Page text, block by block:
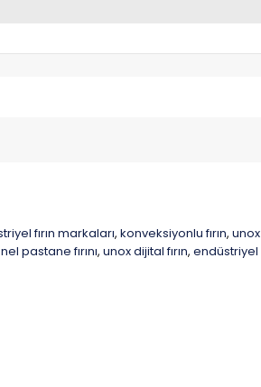
fırın markaları, konveksiyonlu fırın, unox
pastane fırını, unox dijital fırın, endüstriyel